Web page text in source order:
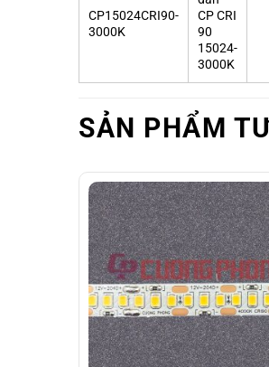
CP15024CRI90-
3000K
CP CRI
90
15024-
3000K
SẢN PHẨM